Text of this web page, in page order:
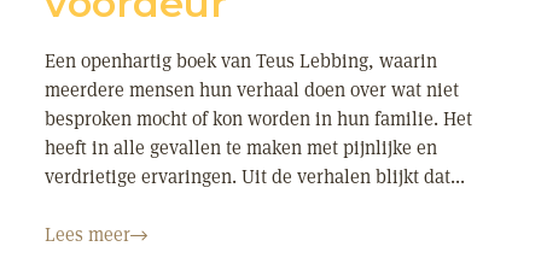
Een openhartig boek van Teus Lebbing, waarin
meerdere mensen hun verhaal doen over wat niet
besproken mocht of kon worden in hun familie. Het
heeft in alle gevallen te maken met pijnlijke en
verdrietige ervaringen. Uit de verhalen blijkt dat...
Lees meer